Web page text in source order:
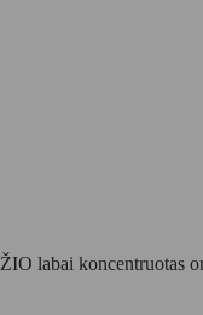
labai koncentruotas